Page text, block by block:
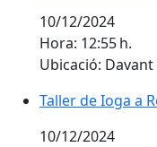
10/12/2024
Hora: 12:55 h.
Ubicació:
Taller de Ioga a
Taller de Ioga a
10/12/2024